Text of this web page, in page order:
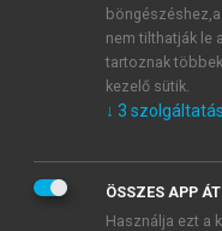
Általános
mersz.huoldalak
tudomásul veszem
nem tilthatják le
tartoznak
kezelő sütik.
↓ 3 szolgáltatás
ÖSSZES APP
Használja ezt a